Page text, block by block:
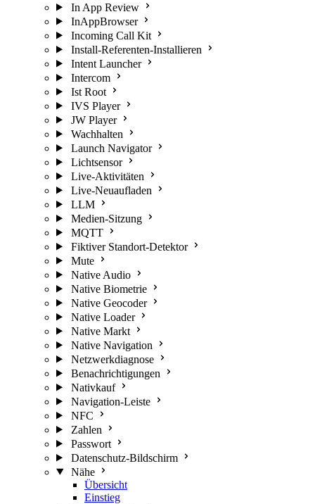
In App Review
InAppBrowser
Incoming Call Kit
Install-Referenten-Installieren
Intent Launcher
Intercom
Ist Root
IVS Player
JW Player
Wachhalten
Launch Navigator
Lichtsensor
Live-Aktivitäten
Live-Neuaufladen
LLM
Medien-Sitzung
MQTT
Fiktiver Standort-Detektor
Mute
Native Audio
Native Biometrie
Native Geocoder
Native Loader
Native Markt
Native Navigation
Netzwerkdiagnose
Benachrichtigungen
Nativkauf
Navigation-Leiste
NFC
Zahlen
Passwort
Datenschutz-Bildschirm
Nähe
Übersicht
Einstieg